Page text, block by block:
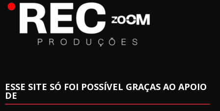
ESSE SITE SÓ FOI POSSÍVEL GRAÇAS AO APOIO
DE